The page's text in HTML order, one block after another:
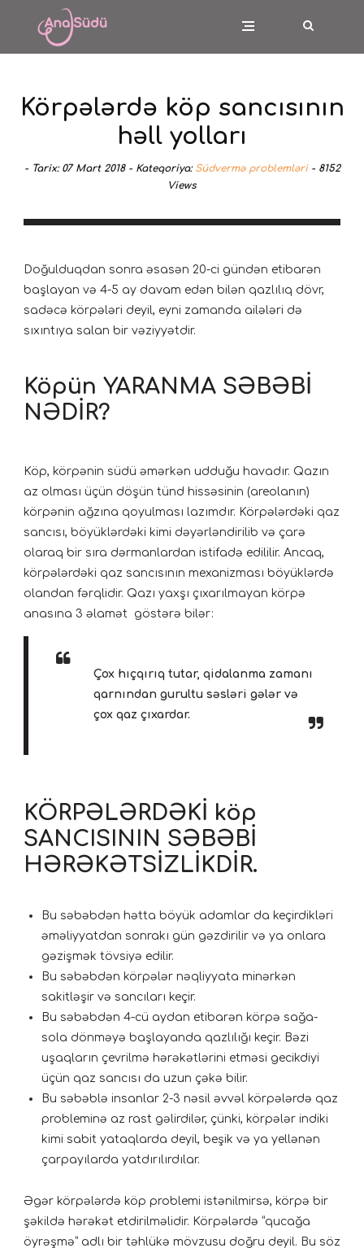
Körpələrdə köp sancısının
həll yolları
- Tarix: 07 Mart 2018 - Kateqoriya: Südvermə problemləri- 8152
Views
Doğulduqdan sonra əsasən 20-ci gündən etibarən
başlayan və 4-5 ay davam edən bilən qazlılıq dövr,
sadəcə körpələri deyil, eyni zamanda ailələri də
sıxıntıya salan bir vəziyyətdir.
Köpün YARANMA SƏBƏBİ
NƏDİR?
Köp, körpənin südü əmərkən udduğu havadır. Qazın
az olması üçün döşün tünd hissəsinin (areolanın)
körpənin ağzına qoyulması lazımdır. Körpələrdəki qaz
sancısı, böyüklərdəki kimi dəyərləndirilib və çarə
olaraq bir sıra dərmanlardan istifadə edililir. Ancaq,
körpələrdəki qaz sancısının mexanizması böyüklərdə
olandan fərqlidir. Qazı yaxşı çıxarılmayan körpə
anasına 3 əlamət göstərə bilər:
Çox hıçqırıq tutar, qidalanma zamanı
qarnından gurultu səsləri gələr və
çox qaz çıxardar.
KÖRPƏLƏRDƏKİ köp
SANCISININ SƏBƏBİ
HƏRƏKƏTSİZLİKDİR.
Bu səbəbdən hətta böyük adamlar da keçirdikləri
əməliyyatdan sonrakı gün gəzdirilir və ya onlara
gəzişmək tövsiyə edilir.
Bu səbəbdən körpələr nəqliyyata minərkən
sakitləşir və sancıları keçir.
Bu səbəbdən 4-cü aydan etibarən körpə sağa-
sola dönməyə başlayanda qazlılığı keçir. Bəzi
uşaqların çevrilmə hərəkətlərini etməsi gecikdiyi
üçün qaz sancısı da uzun çəkə bilir.
Bu səbəblə insanlar 2-3 nəsil əvvəl körpələrdə qaz
probleminə az rast gəlirdilər, çünki, körpələr indiki
kimi sabit yataqlarda deyil, beşik və ya yellənən
çarpayılarda yatdırılırdılar.
Əgər körpələrdə köp problemi istənilmirsə, körpə bir
şəkildə hərəkət etdirilməlidir. Körpələrdə “qucağa
öyrəşmə” adlı bir təhlükə mövzusu doğru deyil. Bu söz